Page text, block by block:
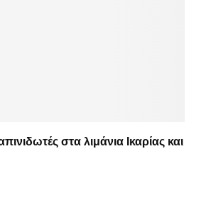
στα λιμάνια Ικαρίας και